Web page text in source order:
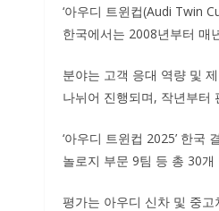
‘아우디 트윈컵(Audi Twin
한국에서는 2008년부터 매
분야는 고객 응대 역량 및
나뉘어 진행되며, 작년부터
‘아우디 트윈컵 2025’ 한국
놀로지 부문 9팀 등 총 30
평가는 아우디 신차 및 중